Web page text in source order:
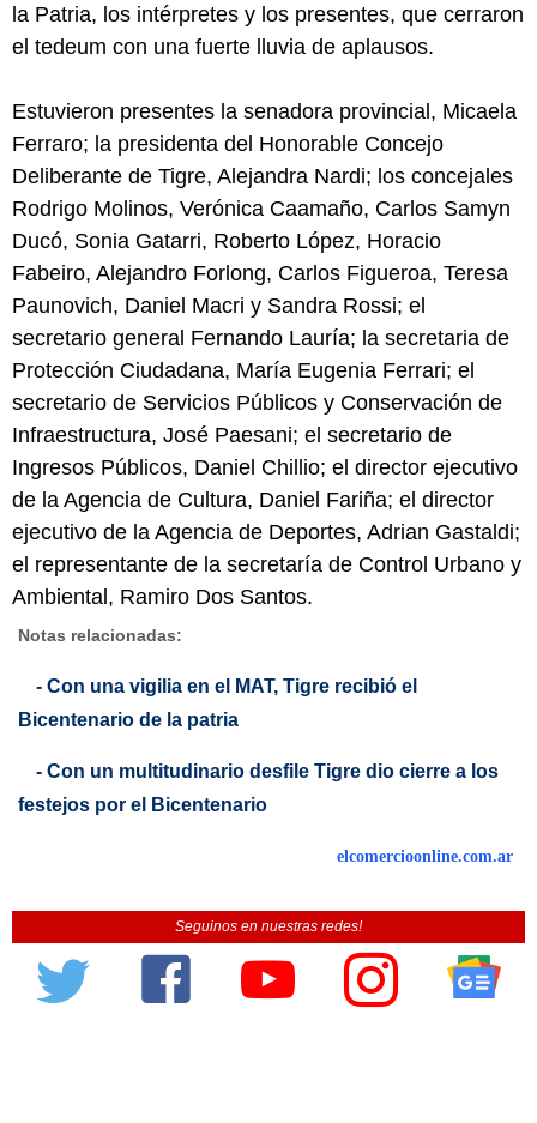
la Patria, los intérpretes y los presentes, que cerraron
el tedeum con una fuerte lluvia de aplausos.
Estuvieron presentes la senadora provincial, Micaela
Ferraro; la presidenta del Honorable Concejo
Deliberante de Tigre, Alejandra Nardi; los concejales
Rodrigo Molinos, Verónica Caamaño, Carlos Samyn
Ducó, Sonia Gatarri, Roberto López, Horacio
Fabeiro, Alejandro Forlong, Carlos Figueroa, Teresa
Paunovich, Daniel Macri y Sandra Rossi; el
secretario general Fernando Lauría; la secretaria de
Protección Ciudadana, María Eugenia Ferrari; el
secretario de Servicios Públicos y Conservación de
Infraestructura, José Paesani; el secretario de
Ingresos Públicos, Daniel Chillio; el director ejecutivo
de la Agencia de Cultura, Daniel Fariña; el director
ejecutivo de la Agencia de Deportes, Adrian Gastaldi;
el representante de la secretaría de Control Urbano y
Ambiental, Ramiro Dos Santos.
Notas relacionadas:
- Con una vigilia en el MAT, Tigre recibió el
Bicentenario de la patria
- Con un multitudinario desfile Tigre dio cierre a los
festejos por el Bicentenario
elcomercioonline.com.ar
Seguinos en nuestras redes!